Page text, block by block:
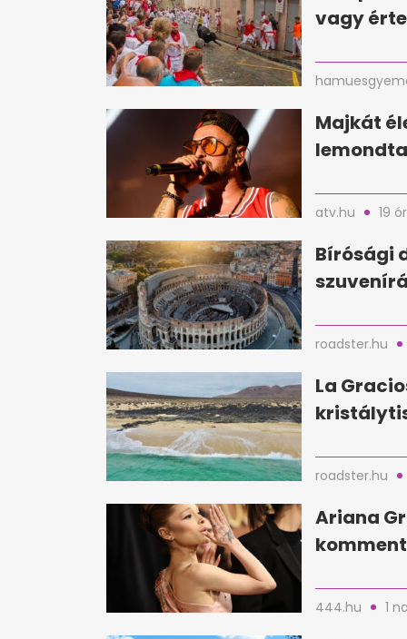
vagy
Majkát
atv.hu 19
Bírósági
roadster.hu
La
roadster.hu
Ariana
444.hu 1